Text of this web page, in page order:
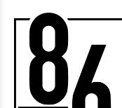
Natuurpark-Our
Kultuur en Musea
Shopping